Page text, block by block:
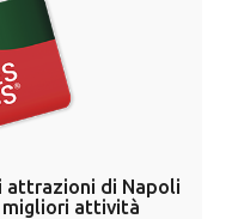
attrazioni di Napoli
attività